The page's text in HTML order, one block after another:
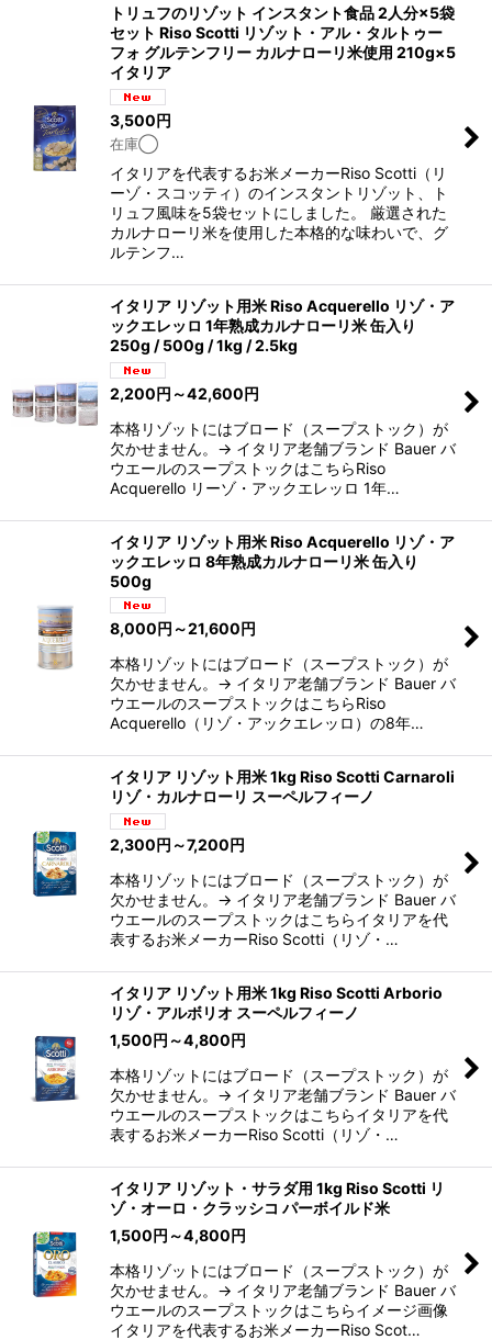
トリュフのリゾット インスタント食品 2人分×5袋
セット Riso Scotti リゾット・アル・タルトゥー
フォ グルテンフリー カルナローリ米使用 210g×5
イタリア
3,500円
在庫◯
イタリアを代表するお米メーカーRiso Scotti（リ
ーゾ・スコッティ）のインスタントリゾット、ト
リュフ風味を5袋セットにしました。 厳選された
カルナローリ米を使用した本格的な味わいで、グ
ルテンフ…
イタリア リゾット用米 Riso Acquerello リゾ・ア
ックエレッロ 1年熟成カルナローリ米 缶入り
250g / 500g / 1kg / 2.5kg
2,200円 ～42,600円
本格リゾットにはブロード（スープストック）が
欠かせません。→ イタリア老舗ブランド Bauer バ
ウエールのスープストックはこちらRiso
Acquerello リーゾ・アックエレッロ 1年…
イタリア リゾット用米 Riso Acquerello リゾ・ア
ックエレッロ 8年熟成カルナローリ米 缶入り
500g
8,000円 ～21,600円
本格リゾットにはブロード（スープストック）が
欠かせません。→ イタリア老舗ブランド Bauer バ
ウエールのスープストックはこちらRiso
Acquerello（リゾ・アックエレッロ）の8年…
イタリア リゾット用米 1kg Riso Scotti Carnaroli
リゾ・カルナローリ スーペルフィーノ
2,300円 ～7,200円
本格リゾットにはブロード（スープストック）が
欠かせません。→ イタリア老舗ブランド Bauer バ
ウエールのスープストックはこちらイタリアを代
表するお米メーカーRiso Scotti（リゾ・…
イタリア リゾット用米 1kg Riso Scotti Arborio
リゾ・アルボリオ スーペルフィーノ
1,500円 ～4,800円
本格リゾットにはブロード（スープストック）が
欠かせません。→ イタリア老舗ブランド Bauer バ
ウエールのスープストックはこちらイタリアを代
表するお米メーカーRiso Scotti（リゾ・…
イタリア リゾット・サラダ用 1kg Riso Scotti リ
ゾ・オーロ・クラッシコ パーボイルド米
1,500円 ～4,800円
本格リゾットにはブロード（スープストック）が
欠かせません。→ イタリア老舗ブランド Bauer バ
ウエールのスープストックはこちらイメージ画像
イタリアを代表するお米メーカーRiso Scot…